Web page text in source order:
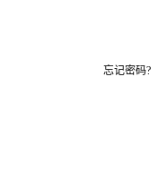
忘记密码?